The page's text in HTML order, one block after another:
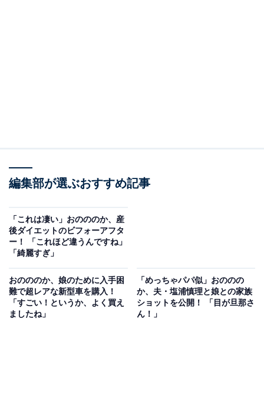
編集部が選ぶおすすめ記事
「これは凄い」おのののか、産
後ダイエットのビフォーアフタ
ー！ 「これほど違うんですね」
「綺麗すぎ」
おのののか、娘のために入手困
難で超レアな新型車を購入！
「すごい！というか、よく買え
ましたね」
「めっちゃパパ似」おののの
か、夫・塩浦慎理と娘との家族
ショットを公開！ 「目が旦那さ
ん！」